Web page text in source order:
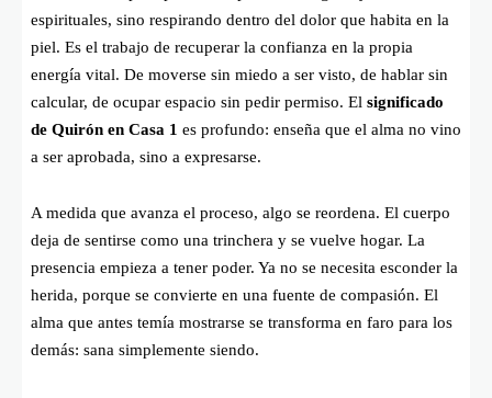
espirituales, sino respirando dentro del dolor que habita en la
piel. Es el trabajo de recuperar la confianza en la propia
energía vital. De moverse sin miedo a ser visto, de hablar sin
calcular, de ocupar espacio sin pedir permiso. El significado
de Quirón en Casa 1 es profundo: enseña que el alma no vino
a ser aprobada, sino a expresarse.
A medida que avanza el proceso, algo se reordena. El cuerpo
deja de sentirse como una trinchera y se vuelve hogar. La
presencia empieza a tener poder. Ya no se necesita esconder la
herida, porque se convierte en una fuente de compasión. El
alma que antes temía mostrarse se transforma en faro para los
demás: sana simplemente siendo.